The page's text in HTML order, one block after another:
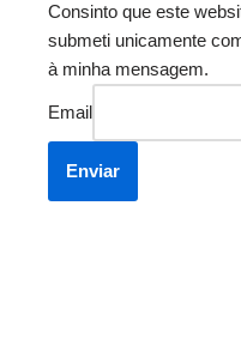
Consinto que este
submeti unicamente
à minha mensagem.
Email
Enviar